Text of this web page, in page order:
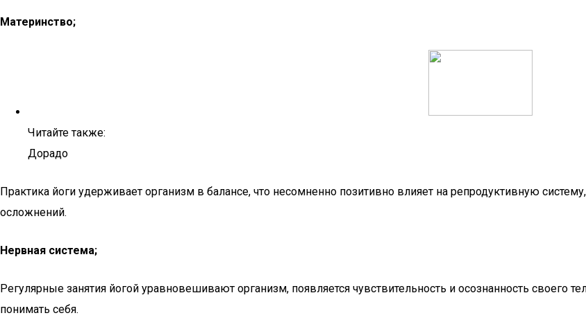
Материнство;
Читайте также:
Дорадо
Практика йоги удерживает организм в балансе, что несомненно позитивно влияет на репродуктивную
осложнений.
Нервная система;
Регулярные занятия йогой уравновешивают организм, появляется чувствительность и осознанность
понимать себя.